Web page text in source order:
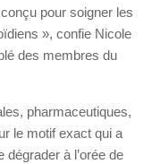
pour soigner les
», confie Nicole
des membres du
pharmaceutiques,
le motif exact qui a
à l’orée de